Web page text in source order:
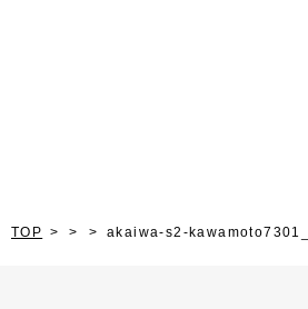
TOP akaiwa-s2-